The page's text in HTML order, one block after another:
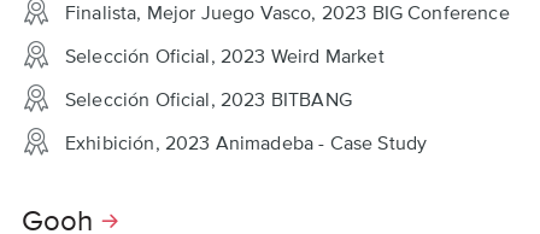
Finalista, Mejor Juego Vasco, 2023 BIG Conference
Selección Oficial, 2023 Weird Market
Selección Oficial, 2023 BITBANG
Exhibición, 2023 Animadeba - Case Study
Gooh